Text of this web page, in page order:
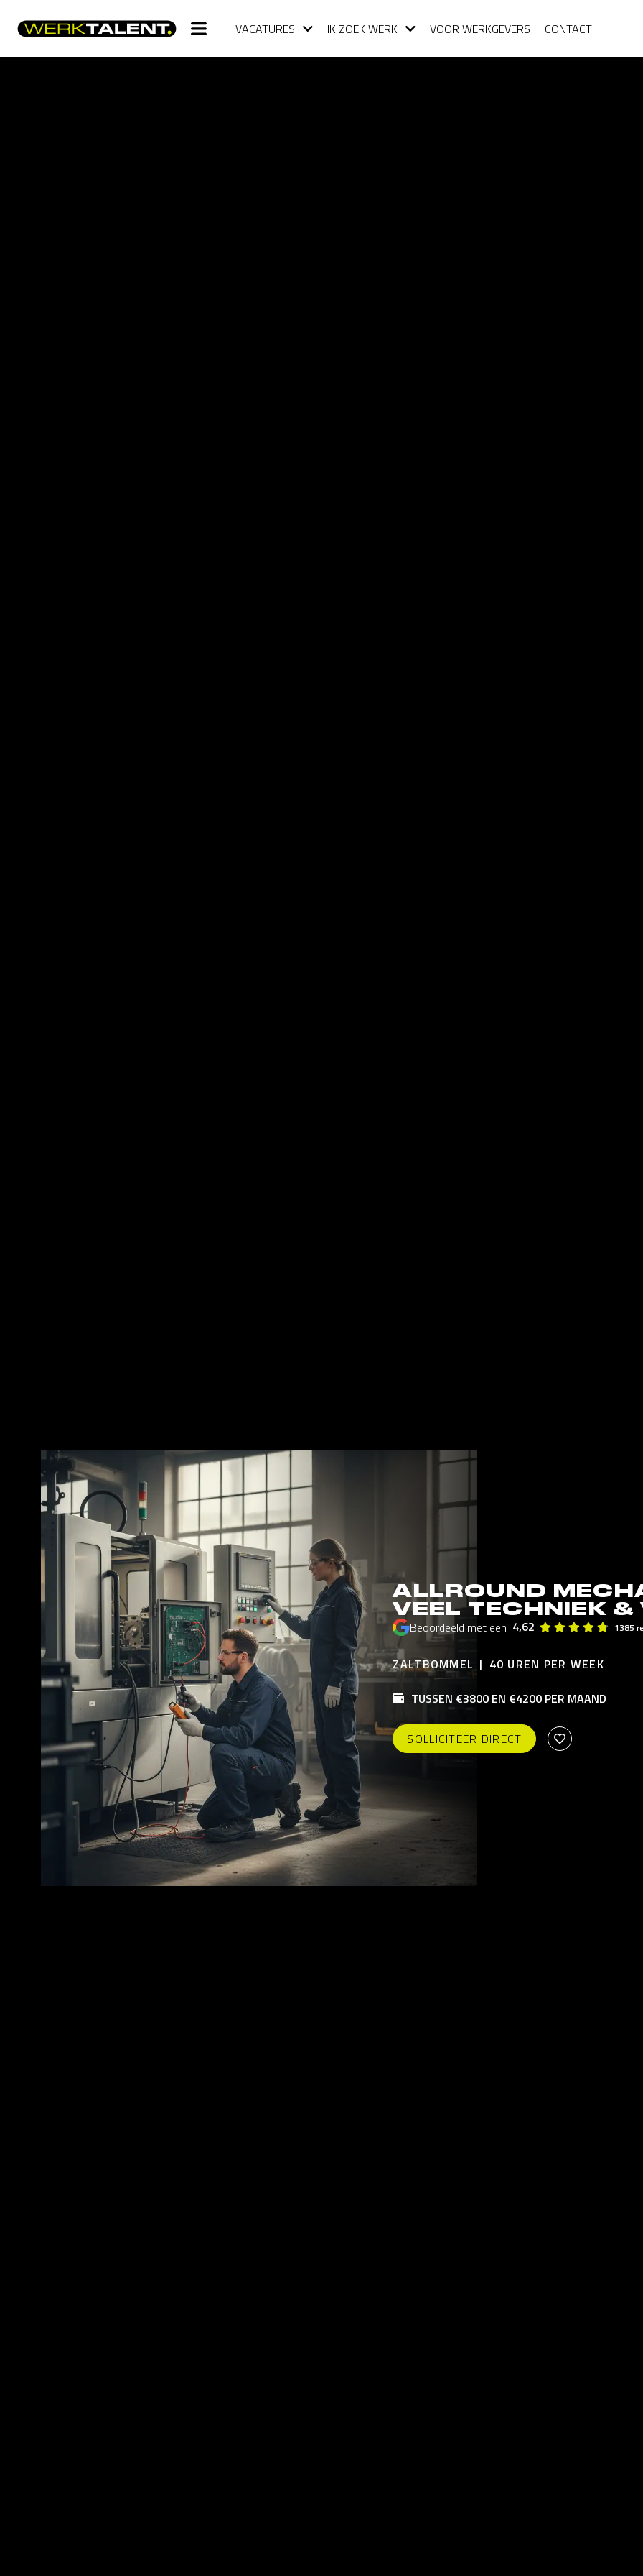
VACATURES IK ZOEK WERK VOOR WERKGEVERS CONTACT
ALLROUND
VEEL TECHNIEK &
Beoordeeld met een 4,62 1385
ZALTBOMMEL
40 UREN PER WEEK
TUSSEN €3800 EN €4200 PER MAAND
SOLLICITEER DIRECT